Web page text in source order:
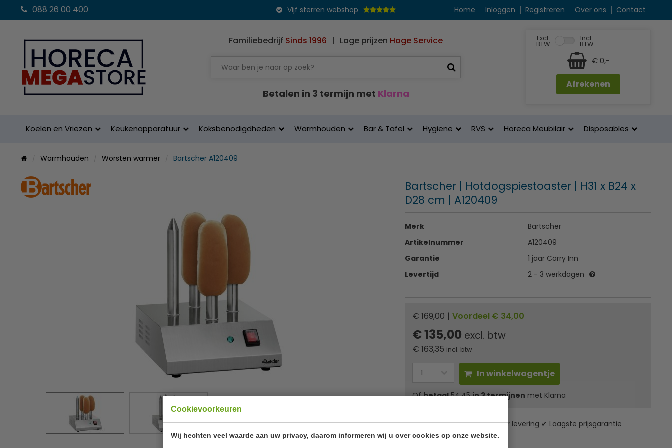
Cookievoorkeuren
Wij hechten veel waarde aan uw privacy, daarom informeren wij u over cookies op onze website.
088 26 00 400 Vijf sterren webshop Home Inloggen Registreren Over ons Contact
Familiebedrijf Sinds 1996 | Lage prijzen Hoge Service
Betalen in 3 termijn met Klarna
Excl.
BTW
Incl.
BTW
€ 0,-
Afrekenen
Koelen en Vriezen Keukenapparatuur Koksbenodigdheden Warmhouden Bar & Tafel Hygiene RVS Horeca Meubilair Disposables
Warmhouden Worsten warmer Bartscher A120409
Bartscher | Hotdogspiestoaster | H31 x B24 x
D28 cm | A120409
Merk
Bartscher
Artikelnummer
A120409
Garantie
1 jaar Carry Inn
Levertijd
2 - 3 werkdagen
€ 169,00 | Voordeel € 34,00
€ 135,00 excl. btw
€ 163,35 incl. btw
In winkelwagentje
Ofbetaal54,45in 3 termijnen met Klarna
✔ Gratis verzending* ✔ 24 uur levering ✔ Laagste prijsgarantie